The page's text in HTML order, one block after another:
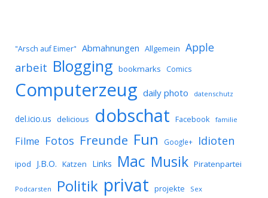
"Arsch auf Eimer" Abmahnungen Allgemein Apple
arbeit Blogging bookmarks Comics
Computerzeug daily photo datenschutz
del.icio.us delicious dobschat Facebook familie
Filme Fotos Freunde Fun Google+ Idioten
ipod J.B.O. Katzen Links Mac Musik Piratenpartei
Podcarsten Politik privat projekte Sex